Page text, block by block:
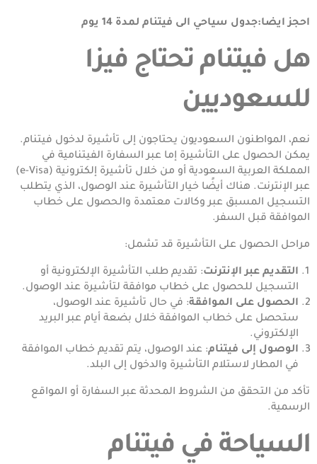
احجز ايضا:جدول سياحي الى فيتنام لمدة 14 يوم
هل فيتنام تحتاج فيزا
للسعوديين
نعم، المواطنون السعوديون يحتاجون إلى تأشيرة لدخول فيتنام.
يمكن الحصول على التأشيرة إما عبر السفارة الفيتنامية في
المملكة العربية السعودية أو من خلال تأشيرة إلكترونية (e-Visa)
عبر الإنترنت. هناك أيضًا خيار التأشيرة عند الوصول، الذي يتطلب
التسجيل المسبق عبر وكالات معتمدة والحصول على خطاب
الموافقة قبل السفر.
مراحل الحصول على التأشيرة قد تشمل:
التقديم عبر الإنترنت: تقديم طلب التأشيرة الإلكترونية أو
التسجيل للحصول على خطاب موافقة لتأشيرة عند الوصول.
الحصول على الموافقة: في حال تأشيرة عند الوصول،
ستحصل على خطاب الموافقة خلال بضعة أيام عبر البريد
الإلكتروني.
الوصول إلى فيتنام: عند الوصول، يتم تقديم خطاب الموافقة
في المطار لاستلام التأشيرة والدخول إلى البلد.
تأكد من التحقق من الشروط المحدثة عبر السفارة أو المواقع
الرسمية.
السياحة في فيتنام